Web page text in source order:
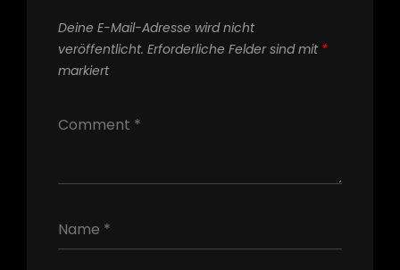
Deine E-Mail-Adresse wird nicht
veröffentlicht. Erforderliche Felder sind mit *
markiert